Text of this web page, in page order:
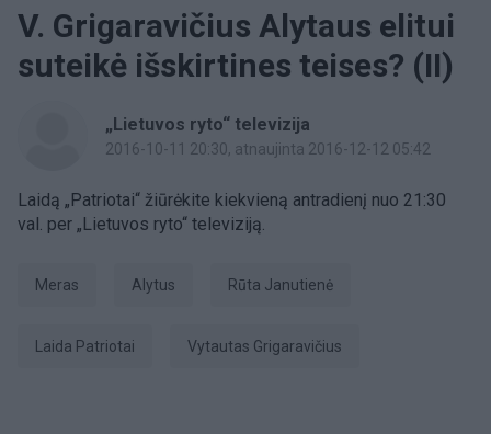
V. Grigaravičius Alytaus elitui
suteikė išskirtines teises? (II)
„Lietuvos ryto“ televizija
2016-10-11 20:30, atnaujinta 2016-12-12 05:42
Laidą „Patriotai“ žiūrėkite kiekvieną antradienį nuo 21:30
val. per „Lietuvos ryto“ televiziją.
Meras Alytus Rūta Janutienė
laida Patriotai Vytautas Grigaravičius